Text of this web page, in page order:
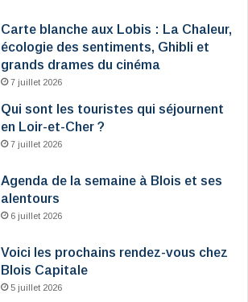
Carte blanche aux Lobis : La Chaleur,
écologie des sentiments, Ghibli et
grands drames du cinéma
7 juillet 2026
Qui sont les touristes qui séjournent
en Loir-et-Cher ?
7 juillet 2026
Agenda de la semaine à Blois et ses
alentours
6 juillet 2026
Voici les prochains rendez-vous chez
Blois Capitale
5 juillet 2026